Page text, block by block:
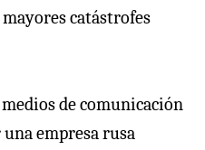
catástrofes
de comunicación
empresa rusa